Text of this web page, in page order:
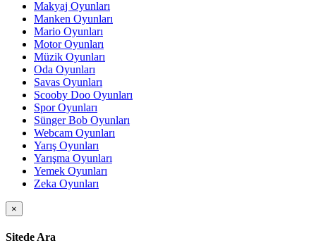
Makyaj Oyunları
Manken Oyunları
Mario Oyunları
Motor Oyunları
Müzik Oyunları
Oda Oyunları
Savas Oyunları
Scooby Doo Oyunları
Spor Oyunları
Sünger Bob Oyunları
Webcam Oyunları
Yarış Oyunları
Yarışma Oyunları
Yemek Oyunları
Zeka Oyunları
×
Sitede Ara